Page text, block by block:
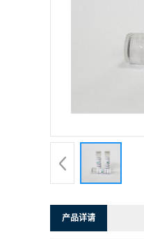
产品详请